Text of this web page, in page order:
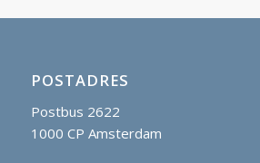
POSTADRES
Postbus 2622
1000 CP Amsterdam